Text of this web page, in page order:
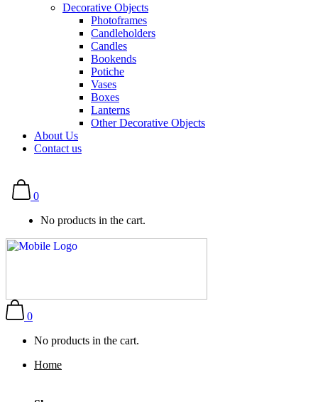
Decorative Objects
Photoframes
Candleholders
Candles
Bookends
Potiche
Vases
Boxes
Lanterns
Other Decorative Objects
About Us
Contact us
0
No products in the cart.
0
No products in the cart.
Home